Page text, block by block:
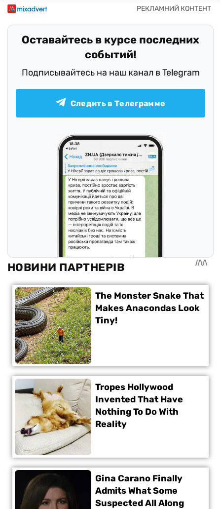
Оставайтесь в курсе последних
событий!
Подписывайтесь на наш канал в Telegram
Следить в Телеграмме